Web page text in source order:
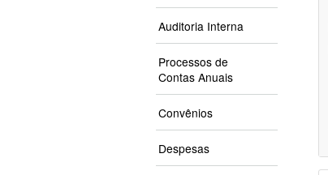
Auditoria Interna
Processos de
Contas Anuais
Convênios
Despesas